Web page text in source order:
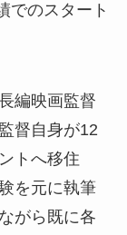
でのスタート
編映画監督
督自身が12
トへ移住
を元に執筆
がら既に各